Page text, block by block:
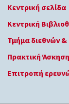
Κεντρική σελίδα
Κεντρική
Τμήμα διεθνών
Πρακτική Άσκηση
Επιτροπή